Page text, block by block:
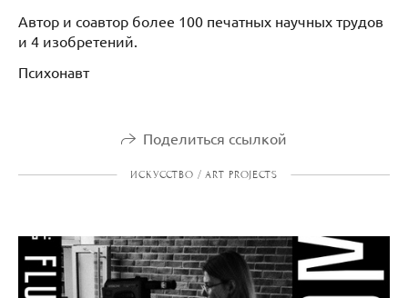
Автор и соавтор более 100 печатных научных трудов
и 4 изобретений.
Психонавт
Поделиться ссылкой
ИСКУССТВО / ART PROJECTS